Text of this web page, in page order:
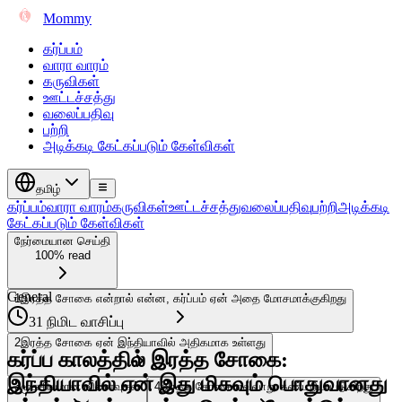
Mommy
கர்ப்பம்
வாரா வாரம்
கருவிகள்
ஊட்டச்சத்து
வலைப்பதிவு
பற்றி
அடிக்கடி கேட்கப்படும் கேள்விகள்
தமிழ்
கர்ப்பம்வாரா வாரம்கருவிகள்ஊட்டச்சத்துவலைப்பதிவுபற்றிஅடிக்கடி
கேட்கப்படும் கேள்விகள்
நேர்மையான செய்தி
100% read
1இரத்த சோகை என்றால் என்ன, கர்ப்பம் ஏன் அதை மோசமாக்குகிறது
2இரத்த சோகை ஏன் இந்தியாவில் அதிகமாக உள்ளது
3முக்கியமான விளைவுகள் 4இரத்த சோகை எவ்வாறு கண்டறியப்படுகிறது
General
31 நிமிட வாசிப்பு
கர்ப்ப காலத்தில் இரத்த சோகை:
இந்தியாவில் ஏன் இது மிகவும் பொதுவானது